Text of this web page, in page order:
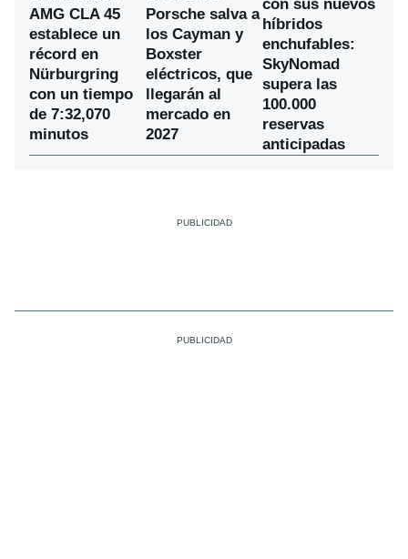
AMG CLA 45
establece un
récord en
Nürburgring
con un tiempo
de 7:32,070
minutos
Porsche salva a
los Cayman y
Boxster
eléctricos, que
llegarán al
mercado en
2027
con sus nuevos
híbridos
enchufables:
SkyNomad
supera las
100.000
reservas
anticipadas